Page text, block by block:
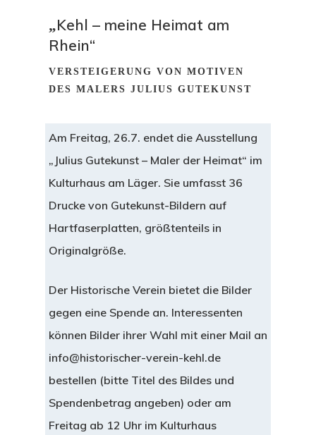
„Kehl – meine Heimat am
Rhein“
VERSTEIGERUNG VON MOTIVEN
DES MALERS JULIUS GUTEKUNST
Am Freitag, 26.7. endet die Ausstellung
„Julius Gutekunst – Maler der Heimat“ im
Kulturhaus am Läger. Sie umfasst 36
Drucke von Gutekunst-Bildern auf
Hartfaserplatten, größtenteils in
Originalgröße.
Der Historische Verein bietet die Bilder
gegen eine Spende an. Interessenten
können Bilder ihrer Wahl mit einer Mail an
info@historischer-verein-kehl.de
bestellen (bitte Titel des Bildes und
Spendenbetrag angeben) oder am
Freitag ab 12 Uhr im Kulturhaus